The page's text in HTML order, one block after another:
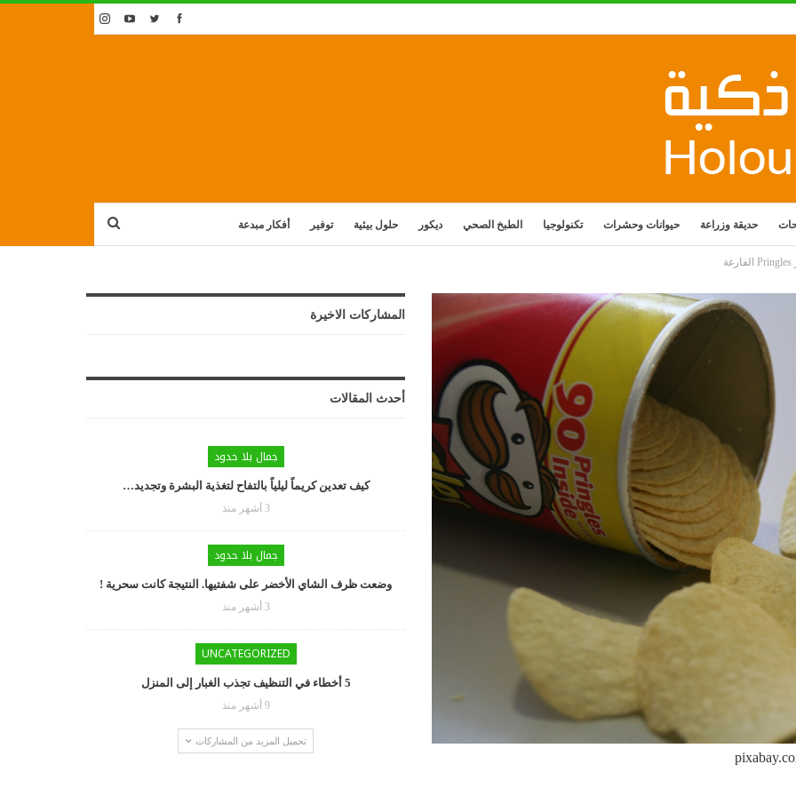
حديقة وزراعة حيوانات وحشرات تكنولوجيا الطبخ الصحي ديكور حلول بيئية توفير أفكار مبدعة
المشاركات الاخيرة
أحدث المقالات
جمال بلا حدود
كيف تعدين كريماً ليلياً بالتفاح لتغذية البشرة وتجديد…
3 أشهر منذ
جمال بلا حدود
وضعت ظرف الشاي الأخضر على شفتيها. النتيجة كانت سحرية !
3 أشهر منذ
UNCATEGORIZED
5 أخطاء في التنظيف تجذب الغبار إلى المنزل
9 أشهر منذ
تحميل المزيد من المشاركات